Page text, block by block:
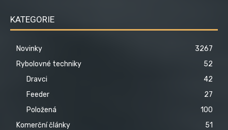
KATEGORIE
Novinky
3267
Rybolovné techniky
52
Dravci
42
Feeder
27
Položená
100
Komerční články
51